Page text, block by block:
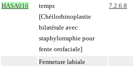
HASA016
temps
[Chéilorhinoplastie
bilatérale avec
staphylorraphie pour
fente orofaciale]
7.2.6.8
Fermeture labiale